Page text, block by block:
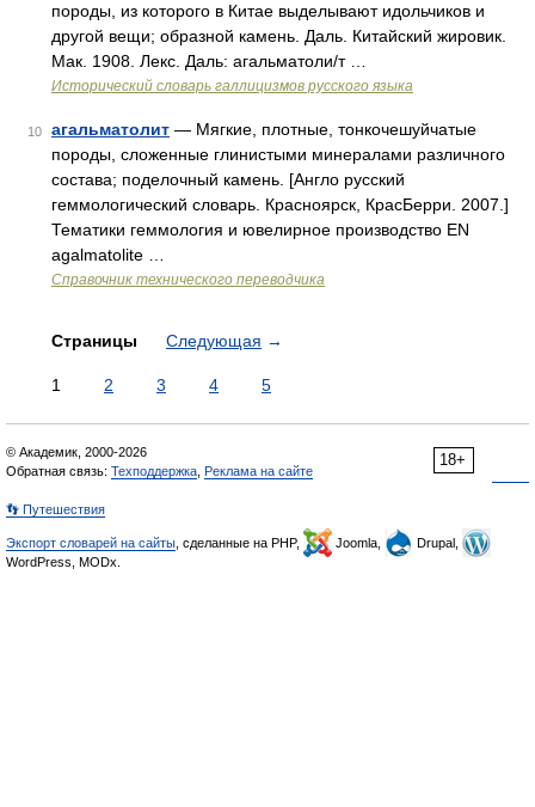
породы, из которого в Китае выделывают идольчиков и
другой вещи; образной камень. Даль. Китайский жировик.
Мак. 1908. Лекс. Даль: агальматоли/т …
Исторический словарь галлицизмов русского языка
10 агальматолит — Мягкие, плотные, тонкочешуйчатые
породы, сложенные глинистыми минералами различного
состава; поделочный камень. [Англо русский
геммологический словарь. Красноярск, КрасБерри. 2007.]
Тематики геммология и ювелирное производство EN
agalmatolite …
Справочник технического переводчика
Страницы Следующая →
1 2 3 4 5
18+
© Академик, 2000-2026
Обратная связь: Техподдержка Реклама на сайте
👣 Путешествия
Экспорт словарей на сайты , сделанные на PHP, Joomla,
Drupal,
WordPress, MODx.